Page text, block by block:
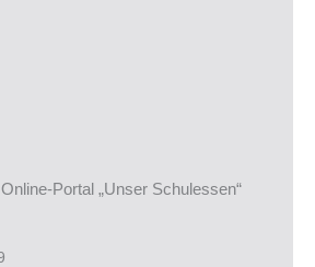
Portal „Unser Schulessen“